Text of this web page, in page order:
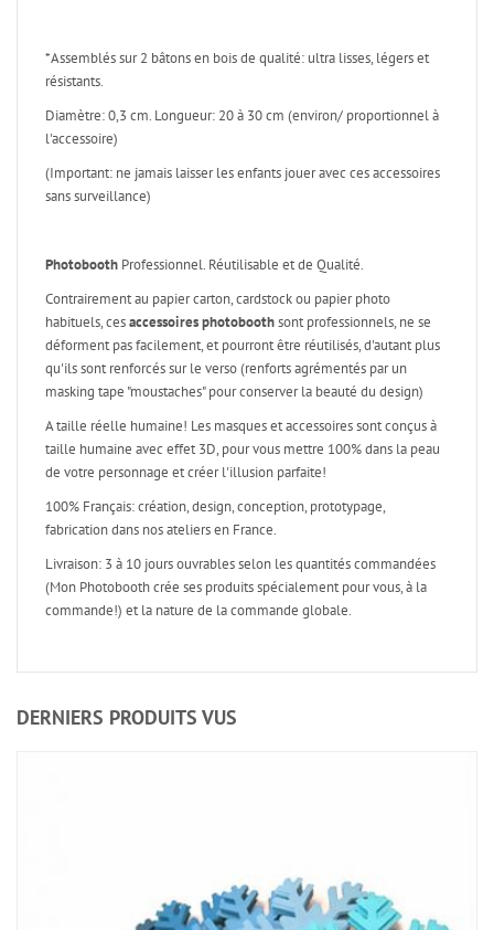
*Assemblés sur 2 bâtons en bois de qualité: ultra lisses, légers et
résistants.
Diamètre: 0,3 cm. Longueur: 20 à 30 cm (environ/ proportionnel à
l'accessoire)
(Important: ne jamais laisser les enfants jouer avec ces accessoires
sans surveillance)
Photobooth Professionnel. Réutilisable et de Qualité.
Contrairement au papier carton, cardstock ou papier photo
habituels, cesaccessoires photoboothsont professionnels, ne se
déforment pas facilement, et pourront être réutilisés, d'autant plus
qu'ils sont renforcés sur le verso (renforts agrémentés par un
masking tape "moustaches" pour conserver la beauté du design)
A taille réelle humaine! Les masques et accessoires sont conçus à
taille humaine avec effet 3D, pour vous mettre 100% dans la peau
de votre personnage et créer l'illusion parfaite!
100% Français: création, design, conception, prototypage,
fabrication dans nos ateliers en France.
Livraison: 3 à 10 jours ouvrables selon les quantités commandées
(Mon Photobooth crée ses produits spécialement pour vous, à la
commande!) et la nature de la commande globale.
DERNIERS PRODUITS VUS